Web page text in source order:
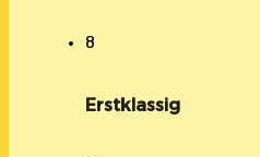
8
Erstklassig